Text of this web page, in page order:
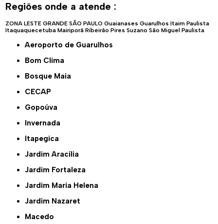
Regiões onde a atende :
ZONA LESTE GRANDE SÃO PAULO Guaianases Guarulhos Itaim Paulista
Itaquaquecetuba Mairiporã Ribeirão Pires Suzano São Miguel Paulista
Aeroporto de Guarulhos
Bom Clima
Bosque Maia
CECAP
Gopoúva
Invernada
Itapegica
Jardim Aracília
Jardim Fortaleza
Jardim Maria Helena
Jardim Nazaret
Macedo